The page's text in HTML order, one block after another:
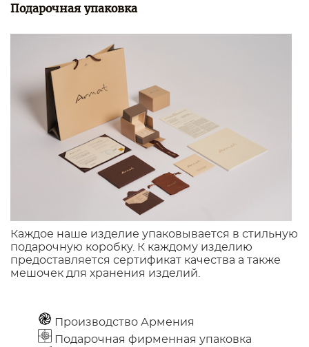
Подарочная упаковка
Каждое наше изделие упаковывается в стильную
подарочную коробку. К каждому изделию
предоставляется сертификат качества а также
мешочек для хранения изделий.
Производство Армения
Подарочная фирменная упаковка